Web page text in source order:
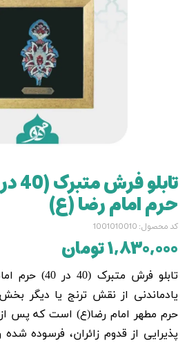
حرم امام رضا (ع)
کد محصول: 1001010010
۱,۸۳۰,۰۰۰ تومان
تابلو فرش
یادماندنی از نقش ترنج یا دیگر
حرم مطهر امام رضا(ع) است که پس از
پذیرایی از قدوم زائران، فرسوده